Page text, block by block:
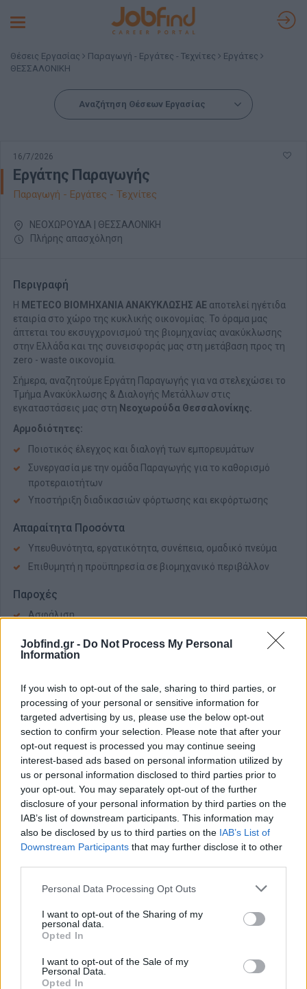
Jobfind.gr - Do Not Process My Personal
Information
If you wish to opt-out of the sale, sharing to third parties, or
processing of your personal or sensitive information for
targeted advertising by us, please use the below opt-out
section to confirm your selection. Please note that after your
opt-out request is processed you may continue seeing
interest-based ads based on personal information utilized by
us or personal information disclosed to third parties prior to
your opt-out. You may separately opt-out of the further
disclosure of your personal information by third parties on the
IAB’s list of downstream participants. This information may
also be disclosed by us to third parties on the IAB’s List of
Downstream Participants that may further disclose it to other
Personal Data Processing Opt Outs
I want to opt-out of the Sharing of my
personal data.
Opted In
I want to opt-out of the Sale of my
Personal Data.
Opted In
Toggle
Θέσεις Εργασίας Παραγωγή - Εργάτες - Τεχνίτες
Εργάτες
ΘΕΣΣΑΛΟΝΙΚΗ
Αναζήτηση Θέσεων Εργασίας
16/7/2026
Εργάτης Παραγωγής
Παραγωγή - Εργάτες - Τεχνίτες
ΝΕΟΧΩΡΟΥΔΑ | ΘΕΣΣΑΛΟΝΙΚΗ
Πλήρης απασχόληση
Περιγραφή
Η METECO ΒΙΟΜΗΧΑΝΙΑ ΑΝΑΚΥΚΛΩΣΗΣ ΑΕ αποτελεί ηγέτιδα
εταιρία στο χώρο της κυκλικής οικονομίας. Το όραμα μας
άπτεται του εκσυγχρονισμού της βιομηχανίας ανακύκλωσης
στην Ελλάδα και της συνεισφοράς μας στη μετάβαση προς τη
zero - waste οικονομία.
Σήμερα, αναζητούμε Εργάτη Παραγωγής για να στελεχώσει το
Τμήμα Ανακύκλωσης & Διαλογής Μετάλλων στις
εγκαταστάσεις μας στη Νεοχωρούδα Θεσσαλονίκης.
Αρμοδιότητες:
Ποιοτικός έλεγχος και διαλογή των εμπορευμάτων
Συνεργασία με την ομάδα Παραγωγής για το καθορισμό
προτεραιοτήτων
Υποστήριξη διαδικασιών φόρτωσης και εκφόρτωσης
Απαραίτητα Προσόντα
Υπευθυνότητα, εργατικότητα, συνέπεια, ομαδικό πνεύμα
Επιθυμητή η προϋπηρεσία σε βιομηχανικό περιβάλλον
Παροχές
Ασφάλιση
Πλήρης απασχόληση
Αίτηση - Αποστολή Βιογραφικού
Σας ενδιαφέρει η θέση εργασίας; Εγγραφείτε για να στείλετε το
βιογραφικό σας στην εταιρεία.
Εγγραφή